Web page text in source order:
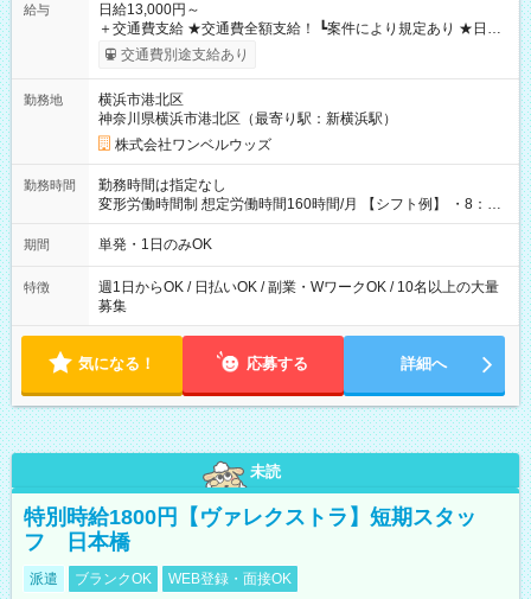
給与
日給13,000円～
＋交通費支給 ★交通費全額支給！ ┗案件により規定あり ★日払
いOK！（規定あり） ┗働いたその日に現金GET♪ お仕事後はコ
ンビニATMから 日払い分を引き落とせます！ 【試用期間】試
交通費別途支給あり
勤務地
横浜市港北区
神奈川県横浜市港北区（最寄り駅：新横浜駅）
株式会社ワンベルウッズ
勤務時間
勤務時間は指定なし
変形労働時間制 想定労働時間160時間/月 【シフト例】 ・8：00
～21：00
期間 単発・1日のみOK
特徴
週1日からOK / 日払いOK / 副業・WワークOK / 10名以上の大量
募集
気になる！ 応募する 詳細へ
未読
特別時給1800円【ヴァレクストラ】短期スタッ
フ 日本橋
派遣 ブランクOK WEB登録・面接OK